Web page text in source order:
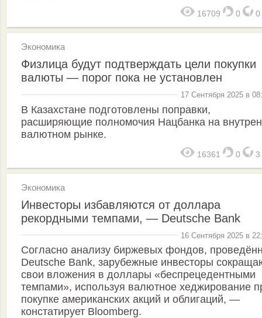
16709 0 0
Экономика
Физлица будут подтверждать цели покупки
валюты — порог пока не установлен
17 Сентября 2025 в
В Казахстане подготовлены поправки,
расширяющие полномочия Нацбанка на
валютном рынке.
16361 0 3
Экономика
Инвесторы избавляются от доллара
рекордными темпами, — Deutsche Bank
16 Сентября 2025 в
Согласно анализу биржевых фондов,
Deutsche Bank, зарубежные инвесторы
свои вложения в доллары «беспрецедентными
темпами», используя валютное хеджирование
покупке американских акций и облигаций, —
констатирует Bloomberg.